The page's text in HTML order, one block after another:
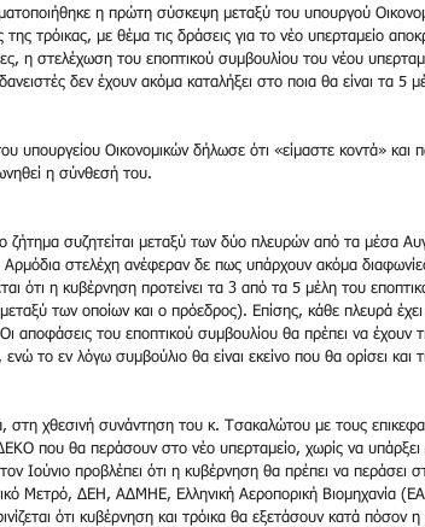
η πρώτη σύσκεψη μεταξύ του υπουργού
της τρόικας, με θέμα τις δράσεις για το νέο υπερταμείο
η στελέχωση του εποπτικού συμβουλίου του νέου
δεν έχουν ακόμα καταλήξει στο ποια θα είναι τα 5
υπουργείου Οικονομικών δήλωσε ότι «είμαστε κοντά» και
η σύνθεσή του.
συζητείται μεταξύ των δύο πλευρών από τα μέσα
στελέχη ανέφεραν δε πως υπάρχουν ακόμα
ότι η κυβέρνηση προτείνει τα 3 από τα 5 μέλη του
των οποίων και ο πρόεδρος). Επίσης, κάθε πλευρά έχει
αποφάσεις του εποπτικού συμβουλίου θα πρέπει να
το εν λόγω συμβούλιο θα είναι εκείνο που θα ορίσει και
στη χθεσινή συνάντηση του κ. Τσακαλώτου με τους
που θα περάσουν στο νέο υπερταμείο, χωρίς να υπάρξει
Ιούνιο προβλέπει ότι η κυβέρνηση θα πρέπει να περάσει
Μετρό, ΔΕΗ, ΑΔΜΗΕ, Ελληνική Αεροπορική Βιομηχανία
ότι κυβέρνηση και τρόικα θα εξετάσουν κατά πόσον η